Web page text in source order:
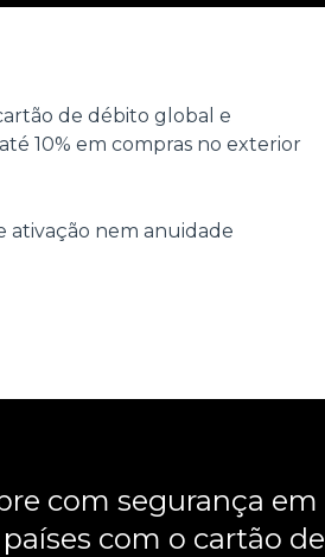
de débito global e
10% em compras no exterior
ativação nem anuidade
com segurança em
com o cartão de